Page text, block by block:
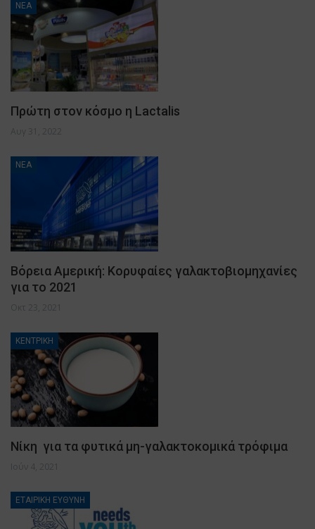
ΝΕΑ
Πρώτη στον κόσμο η Lactalis
Αυγ 31, 2022
ΝΕΑ
Βόρεια Αμερική: Κορυφαίες γαλακτοβιομηχανίες
για το 2021
Οκτ 23, 2021
ΚΕΝΤΡΙΚΗ
Νίκη για τα φυτικά μη-γαλακτοκομικά τρόφιμα
Ιούν 4, 2021
ΕΤΑΙΡΙΚΗ ΕΥΘΥΝΗ